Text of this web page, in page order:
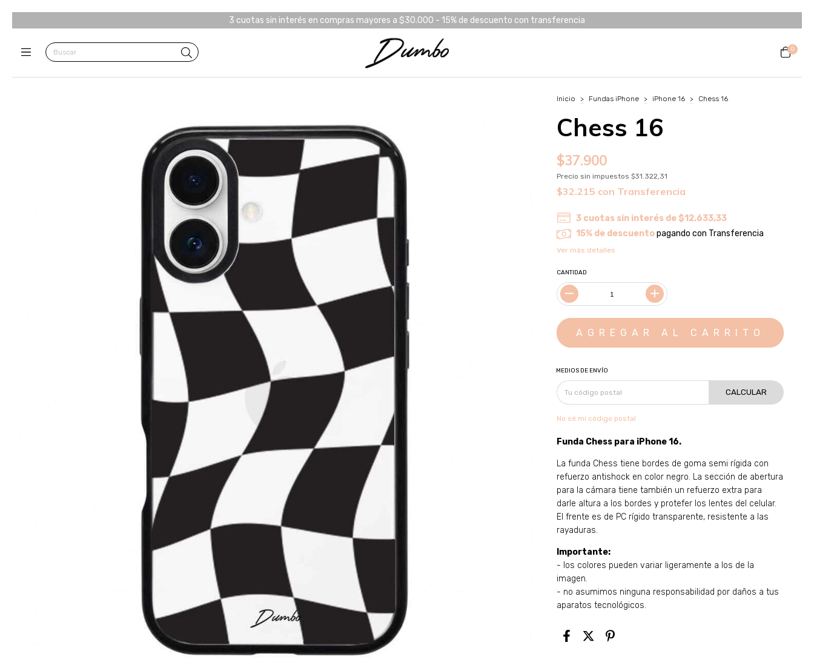
3 cuotas sin interés en compras mayores a $30.000 - 15% de descuento con transferencia
0
Inicio > Fundas iPhone > iPhone 16 > Chess 16
Chess 16
$37.900
Precio sin impuestos$31.322,31
$32.215 con Transferencia
3 cuotas sin interés de $12.633,33
15% de descuentopagando con Transferencia
Ver más detalles
CANTIDAD
MEDIOS DE ENVÍO
CALCULAR
No sé mi código postal
Funda Chess para iPhone 16.
La funda Chess tiene bordes de goma semi rígida con
refuerzo antishock en color negro. La sección de abertura
para la cámara tiene también un refuerzo extra para
darle altura a los bordes y protefer los lentes del celular.
El frente es de PC rígido transparente, resistente a las
rayaduras.
Importante:
- los colores pueden variar ligeramente a los de la
imagen.
- no asumimos ninguna responsabilidad por daños a tus
aparatos tecnológicos.